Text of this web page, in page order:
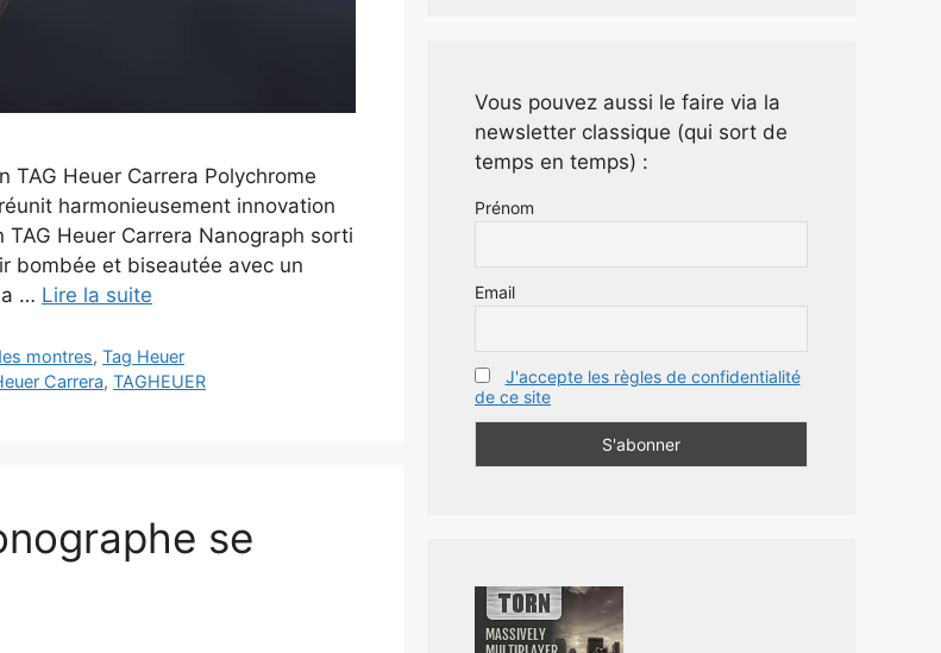
TAG Heuer Carrera Polychrome
harmonieusement innovation
Heuer Carrera Nanograph sorti
bombée et biseautée avec un
… Lire la suite
montres,Tag Heuer
Carrera,TAGHEUER
se
Vous pouvez aussi le faire via la
newsletter classique (qui sort de
temps en temps) :
Prénom
Email
J'accepte les règles de confidentialité
de ce site